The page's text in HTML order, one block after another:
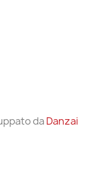
daDanzai